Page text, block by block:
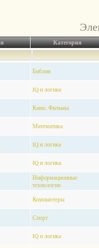
Категория
Библия
IQ и логика
Кино, Фильмы
Математика
IQ и логика
IQ и логика
Информационные
технологии
Компьютеры
Спорт
IQ и логика